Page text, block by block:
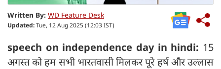
Written By: WD Feature Desk
Updated:Tue, 12 Aug 2025 (12:03 IST)
speech on independence day in hindi: 15
अगस्त को हम सभी भारतवासी मिलकर पूरे हर्ष और उल्लास